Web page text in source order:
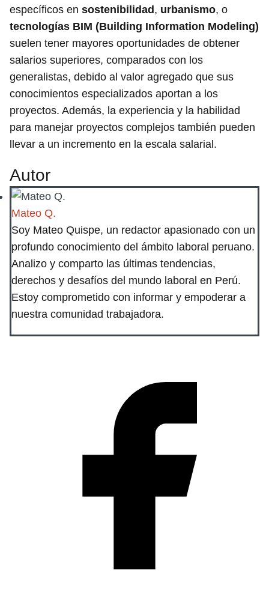
específicos en sostenibilidad , urbanismo, o
tecnologías BIM (Building Information Modeling)
suelen tener mayores oportunidades de obtener
salarios superiores, comparados con los
generalistas, debido al valor agregado que sus
conocimientos especializados aportan a los
proyectos. Además, la experiencia y la habilidad
para manejar proyectos complejos también pueden
llevar a un incremento en la escala salarial.
Autor
Mateo Q.
Soy Mateo Quispe, un redactor apasionado con un
profundo conocimiento del ámbito laboral peruano.
Analizo y comparto las últimas tendencias,
derechos y desafíos del mundo laboral en Perú.
Estoy comprometido con informar y empoderar a
nuestra comunidad trabajadora.